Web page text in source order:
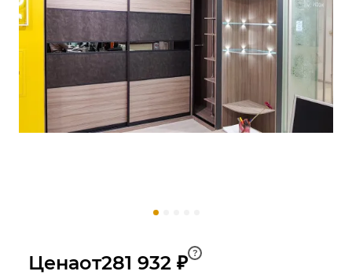
Ценаот281 932 ₽ ?